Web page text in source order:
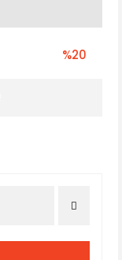
%20